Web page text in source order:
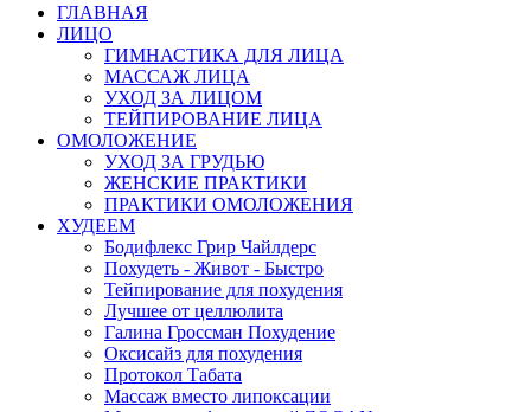
ГЛАВНАЯ
ЛИЦО
ГИМНАСТИКА ДЛЯ ЛИЦА
МАССАЖ ЛИЦА
УХОД ЗА ЛИЦОМ
ТЕЙПИРОВАНИЕ ЛИЦА
ОМОЛОЖЕНИЕ
УХОД ЗА ГРУДЬЮ
ЖЕНСКИЕ ПРАКТИКИ
ПРАКТИКИ ОМОЛОЖЕНИЯ
ХУДЕЕМ
Бодифлекс Грир Чайлдерс
Похудеть - Живот - Быстро
Тейпирование для похудения
Лучшее от целлюлита
Галина Гроссман Похудение
Оксисайз для похудения
Протокол Табата
Массаж вместо липоксации